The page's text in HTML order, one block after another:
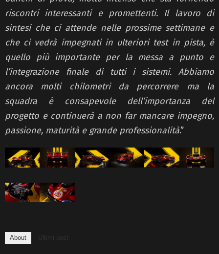
riscontri interessanti e promettenti. Il lavoro di
sintesi che ci attende nelle prossime settimane e
che ci vedrà impegnati in ulteriori test in pista, è
quello più importante per la messa a punto e
l’integrazione finale di tutti i sistemi. Abbiamo
ancora molti chilometri da percorrere ma la
squadra è consapevole dell’importanza del
progetto e continuerà a non far mancare impegno,
passione, maturità e grande professionalità.”
About Ultimi post